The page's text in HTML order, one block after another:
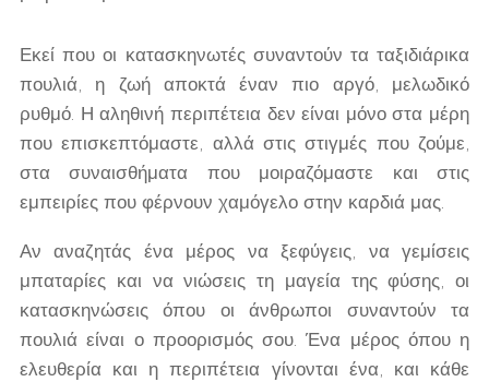
Εκεί που οι κατασκηνωτές συναντούν τα ταξιδιάρικα
πουλιά, η ζωή αποκτά έναν πιο αργό, μελωδικό
ρυθμό. Η αληθινή περιπέτεια δεν είναι μόνο στα μέρη
που επισκεπτόμαστε, αλλά στις στιγμές που ζούμε,
στα συναισθήματα που μοιραζόμαστε και στις
εμπειρίες που φέρνουν χαμόγελο στην καρδιά μας.
Αν αναζητάς ένα μέρος να ξεφύγεις, να γεμίσεις
μπαταρίες και να νιώσεις τη μαγεία της φύσης, οι
κατασκηνώσεις όπου οι άνθρωποι συναντούν τα
πουλιά είναι ο προορισμός σου. Ένα μέρος όπου η
ελευθερία και η περιπέτεια γίνονται ένα, και κάθε